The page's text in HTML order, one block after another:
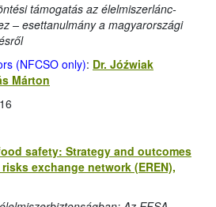
támogatás az élelmiszerlánc-
– esettanulmány a magyarországi
(NFCSO only): Dr. Jóźwiak
Márton
safety: Strategy and outcomes
exchange network (EREN),